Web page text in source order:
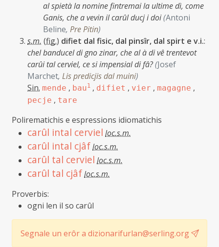
al spietà la nomine fintremai la ultime dì, come
Ganis, che a vevin il carûl ducj i doi(Antoni
Beline, Pre Pitin)
s.m. (fig.) difiet dal fisic, dal pinsîr, dal spirt e v.i.:
chel banducel di gno zinar, che al à di vê trentevot
carûi tal cerviel, ce si impensial di fâ?(Josef
Marchet, Lis predicjis dal muini)
Sin. mende , bau1 , difiet , vier , magagne ,
pecje , tare
Polirematichis e espressions idiomatichis
carûl intal cerviel loc.s.m.
carûl intal cjâfloc.s.m.
carûl tal cerviel loc.s.m.
carûl tal cjâfloc.s.m.
Proverbis:
ogni len il so carûl
Segnale un erôr a dizionarifurlan@serling.org